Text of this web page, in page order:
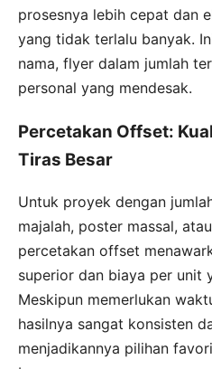
prosesnya lebih cepat dan
yang tidak terlalu banyak.
nama, flyer dalam jumlah
personal yang mendesak.
Percetakan Offset:
Tiras Besar
Untuk proyek dengan
majalah, poster massal,
percetakan offset
superior dan biaya per unit
Meskipun memerlukan
hasilnya sangat konsisten
menjadikannya pilihan